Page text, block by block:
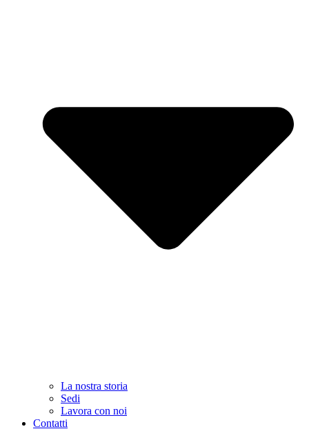
La nostra storia
Sedi
Lavora con noi
Contatti